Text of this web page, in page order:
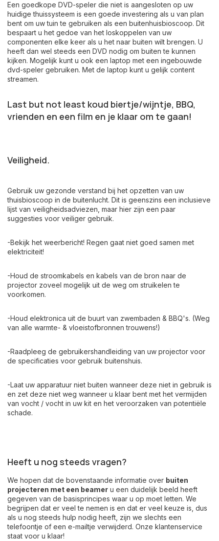
Een goedkope DVD-speler die niet is aangesloten op uw
huidige thuissysteem is een goede investering als u van plan
bent om uw tuin te gebruiken als een buitenhuisbioscoop. Dit
bespaart u het gedoe van het loskoppelen van uw
componenten elke keer als u het naar buiten wilt brengen. U
heeft dan wel steeds een DVD nodig om buiten te kunnen
kijken. Mogelijk kunt u ook een laptop met een ingebouwde
dvd-speler gebruiken. Met de laptop kunt u gelijk content
streamen.
Last but not least koud biertje/wijntje, BBQ,
vrienden en een film en je klaar om te gaan!
Veiligheid.
Gebruik uw gezonde verstand bij het opzetten van uw
thuisbioscoop in de buitenlucht. Dit is geenszins een inclusieve
lijst van veiligheidsadviezen, maar hier zijn een paar
suggesties voor veiliger gebruik.
-Bekijk het weerbericht! Regen gaat niet goed samen met
elektriciteit!
-Houd de stroomkabels en kabels van de bron naar de
projector zoveel mogelijk uit de weg om struikelen te
voorkomen.
-Houd elektronica uit de buurt van zwembaden & BBQ's. (Weg
van alle warmte- & vloeistofbronnen trouwens!)
-Raadpleeg de gebruikershandleiding van uw projector voor
de specificaties voor gebruik buitenshuis.
-Laat uw apparatuur niet buiten wanneer deze niet in gebruik is
en zet deze niet weg wanneer u klaar bent met het vermijden
van vocht / vocht in uw kit en het veroorzaken van potentiële
schade.
Heeft u nog steeds vragen?
We hopen dat de bovenstaande informatie over buiten
projecteren met een beamer u een duidelijk beeld heeft
gegeven van de basisprincipes waar u op moet letten. We
begrijpen dat er veel te nemen is en dat er veel keuze is, dus
als u nog steeds hulp nodig heeft, zijn we slechts een
telefoontje of een e-mailtje verwijderd. Onze klantenservice
staat voor u klaar!